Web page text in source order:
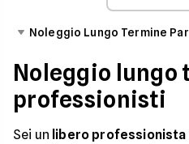
Noleggio Lungo Termine
Noleggio lungo
professionisti
Sei un libero professionista